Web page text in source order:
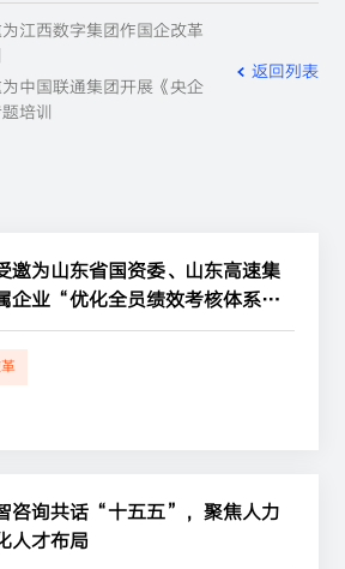
江西数字集团作国企改革
中国联通集团开展《央企
培训
返回列表
邀为山东省国资委、山东高速集
企业“优化全员绩效考核体系”
咨询共话“十五五”，聚焦人力
人才布局